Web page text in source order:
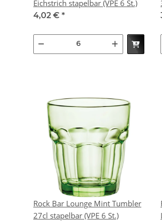
Eichstrich stapelbar (VPE 6 St.)
4,02 € *
Rock Bar Lounge Mint Tumbler
27cl stapelbar (VPE 6 St.)